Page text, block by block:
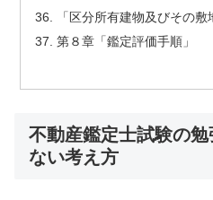
「区分所有建物及びその敷
第８章「鑑定評価手順」
不動産鑑定士試験の
ない考え方